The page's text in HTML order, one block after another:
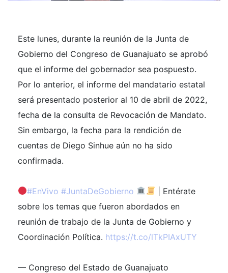
Este lunes, durante la reunión de la Junta de
Gobierno del Congreso de Guanajuato se aprobó
que el informe del gobernador sea pospuesto.
Por lo anterior, el informe del mandatario estatal
será presentado posterior al 10 de abril de 2022,
fecha de la consulta de Revocación de Mandato.
Sin embargo, la fecha para la rendición de
cuentas de Diego Sinhue aún no ha sido
confirmada.
#EnVivo #JuntaDeGobierno
| Entérate
sobre los temas que fueron abordados en
reunión de trabajo de la Junta de Gobierno y
Coordinación Política. https://t.co/lTkPIAxUTY
— Congreso del Estado de Guanajuato